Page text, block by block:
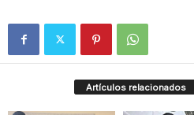
Artículos relacionados